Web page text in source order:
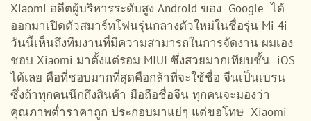
Xiaomi อดีตผู้บริหารระดับสูง Android ของ Google ได้
ออกมาเปิดตัวสมาร์ทโฟนรุ่นกลางตัวใหม่ในชื่อรุ่น Mi 4i
วันนี้เห็นถึงทีมงานที่มีความสามารถในการจัดงาน ผมเอง
ชอบ Xiaomi มาตั้งแต่รอม MIUI ซึ่งสวยมากเทียบชั้น iOS
ได้เลย คือที่ชอบมากที่สุดคือกล้าที่จะใช้ชื่อ จีนเป็นเบรน
ซึ่งถ้าทุกคนนึกถึงสินค้า มือถือชื่อจีน ทุกคนจะมองว่า
คุณภาพต่ำราคาถูก ประกอบมาแย่ๆ แต่ขอโทษ Xiaomi